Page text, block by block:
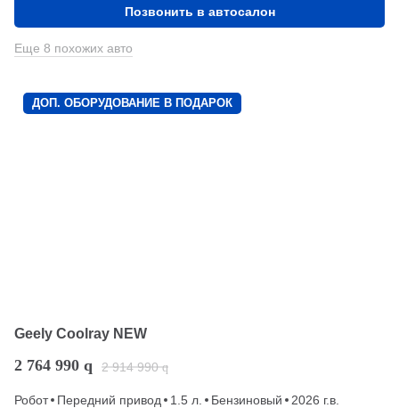
Позвонить в автосалон
Еще 8 похожих авто
ДОП. ОБОРУДОВАНИЕ В ПОДАРОК
Geely Coolray NEW
2 764 990 q 2 914 990 q
Робот Передний привод 1.5 л. Бензиновый
2026 г.в.